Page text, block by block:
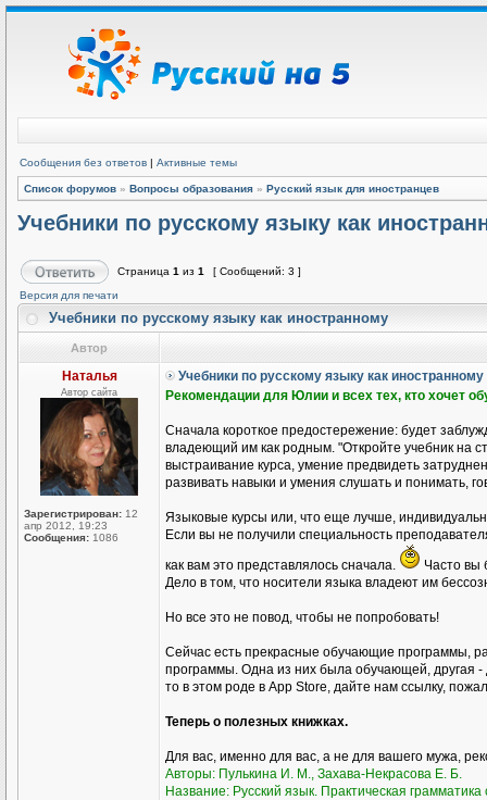
Сообщения без ответов | Активные темы
Список форумов » Вопросы образования » Русский язык для иностранцев
Учебники по русскому языку как
Страница 1 из 1
[ Сообщений: 3 ]
Версия для печати
Учебники по русскому языку как иностранному
Автор
Наталья
Автор сайта
Зарегистрирован: 12
апр 2012, 19:23
Сообщения: 1086
Учебники по русскому языку как иностранному
Рекомендации для Юлии и всех тех, кто хочет
Сначала короткое предостережение: будет
владеющий им как родным. "Откройте учебник на
выстраивание курса, умение предвидеть
развивать навыки и умения слушать и понимать,
Языковые курсы или, что еще лучше,
Если вы не получили специальность
как вам это представлялось сначала.
Часто вы
Дело в том, что носители языка владеют им
Но все это не повод, чтобы не попробовать!
Сейчас есть прекрасные обучающие программы,
программы. Одна из них была обучающей, другая -
то в этом роде в Аpp Store, дайте нам ссылку,
Теперь о полезных книжках.
Для вас, именно для вас, а не для вашего мужа,
Авторы: Пулькина И. М., Захава-Некрасова Е. Б.
Название: Русский язык. Практическая